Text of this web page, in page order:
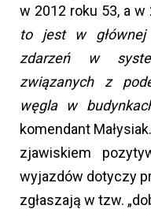
w 2012 roku 53, a w
to jest w głównej
zdarzeń w
związanych z
węgla w
komendant
zjawiskiem
wyjazdów dotyczy
zgłaszają w tzw.